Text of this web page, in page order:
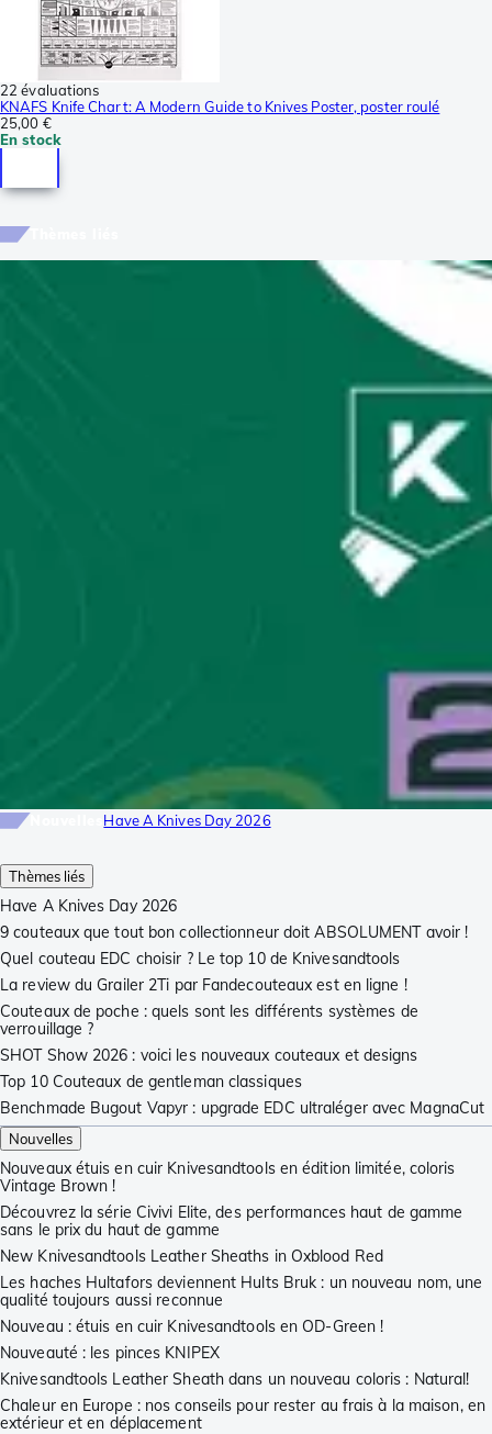
Thèmes liés
Have A Knives Day 2026
9 couteaux que tout bon collectionneur doit ABSOLUMENT avoir !
Quel couteau EDC choisir ? Le top 10 de Knivesandtools
La review du Grailer 2Ti par Fandecouteaux est en ligne !
Couteaux de poche : quels sont les différents systèmes de
verrouillage ?
SHOT Show 2026 : voici les nouveaux couteaux et designs
Top 10 Couteaux de gentleman classiques
Benchmade Bugout Vapyr : upgrade EDC ultraléger avec MagnaCut
Nouvelles
Nouveaux étuis en cuir Knivesandtools en édition limitée, coloris
Vintage Brown !
Découvrez la série Civivi Elite, des performances haut de gamme
sans le prix du haut de gamme
New Knivesandtools Leather Sheaths in Oxblood Red
Les haches Hultafors deviennent Hults Bruk : un nouveau nom, une
qualité toujours aussi reconnue
Nouveau : étuis en cuir Knivesandtools en OD-Green !
Nouveauté : les pinces KNIPEX
Knivesandtools Leather Sheath dans un nouveau coloris : Natural!
Chaleur en Europe : nos conseils pour rester au frais à la maison, en
extérieur et en déplacement
22 évaluations
KNAFS Knife Chart: A Modern Guide to Knives Poster, poster roulé
25,00 €
En stock
Have A Knives Day 2026